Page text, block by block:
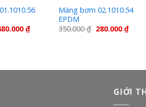
₫
Màng bơm 02.1010.54
EPDM
350.000₫ 280.000₫
GIỚI